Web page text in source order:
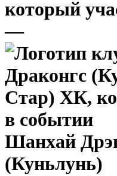
—
Шанхай
(Куньлунь)